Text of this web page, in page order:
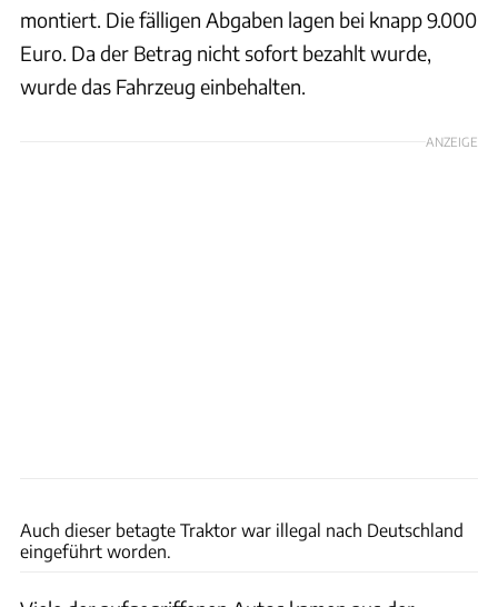
montiert. Die fälligen Abgaben lagen bei knapp 9.000
Euro. Da der Betrag nicht sofort bezahlt wurde,
wurde das Fahrzeug einbehalten.
ANZEIGE
Auch dieser betagte Traktor war illegal nach Deutschland
eingeführt worden.